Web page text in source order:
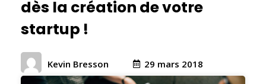
dès la création de votre
startup !
Kevin Bresson 29 mars 2018